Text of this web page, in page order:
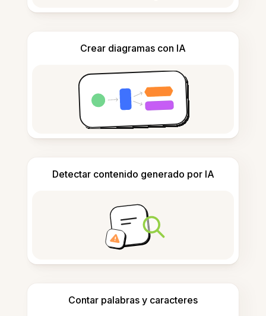
Crear diagramas con IA
Detectar contenido generado por IA
Contar palabras y caracteres